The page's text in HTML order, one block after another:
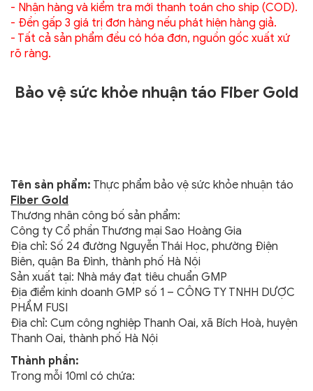
- Nhận hàng và kiểm tra mới thanh toán cho ship (COD).
- Đền gấp 3 giá trị đơn hàng nếu phát hiện hàng giả.
- Tất cả sản phẩm đều có hóa đơn, nguồn gốc xuất xứ
rõ ràng.
Bảo vệ sức khỏe nhuận táo Fiber Gold
Tên sản phẩm: Thực phẩm bảo vệ sức khỏe nhuận táo
Fiber Gold
Thương nhân công bố sản phẩm:
Công ty Cổ phần Thương mại Sao Hoàng Gia
Địa chỉ: Số 24 đường Nguyễn Thái Học, phường Điện
Biên, quận Ba Đình, thành phố Hà Nội
Sản xuất tại: Nhà máy đạt tiêu chuẩn GMP
Địa điểm kinh doanh GMP số 1 – CÔNG TY TNHH DƯỢC
PHẨM FUSI
Địa chỉ: Cụm công nghiệp Thanh Oai, xã Bích Hoà, huyện
Thanh Oai, thành phố Hà Nội
Thành phần:
Trong mỗi 10ml có chứa: